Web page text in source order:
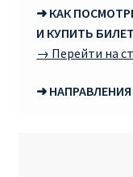
RYANAIR
Херсона от € 15
➜ КАК
И КУПИТЬ
→ Перейти на
➜ НАПРАВЛЕНИЯ